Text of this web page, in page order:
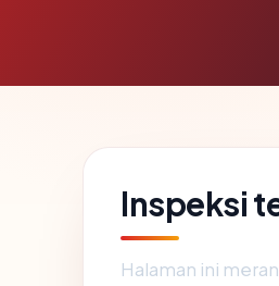
Inspeksi
Halaman ini